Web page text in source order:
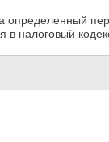
налоговый